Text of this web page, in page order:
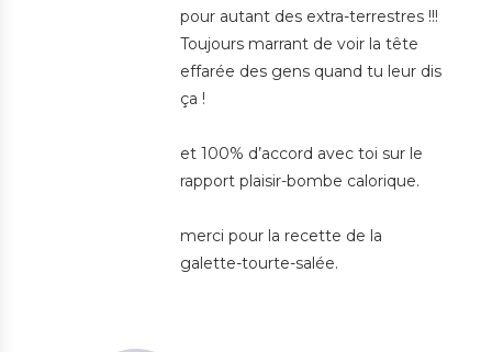
pour autant des extra-terrestres !!!
Toujours marrant de voir la tête
effarée des gens quand tu leur dis
ça !
et 100% d’accord avec toi sur le
rapport plaisir-bombe calorique.
merci pour la recette de la
galette-tourte-salée.